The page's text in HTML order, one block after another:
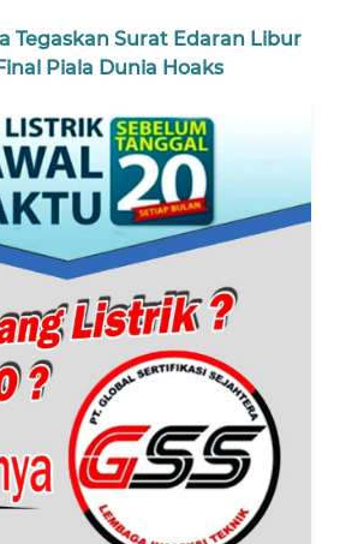
Tegaskan Surat Edaran Libur
Piala Dunia Hoaks